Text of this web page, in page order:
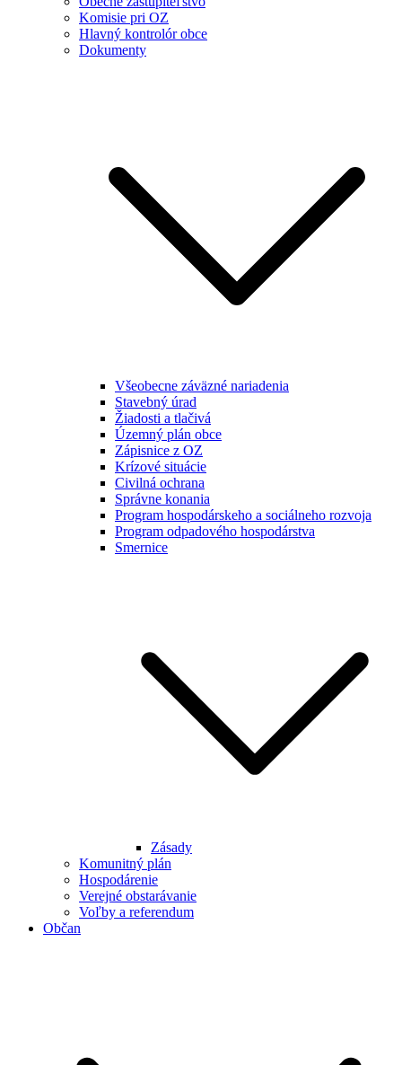
Komisie pri OZ
Hlavný kontrolór obce
Dokumenty
Všeobecne záväzné nariadenia
Stavebný úrad
Žiadosti a tlačivá
Územný plán obce
Zápisnice z OZ
Krízové situácie
Civilná ochrana
Správne konania
Program hospodárskeho a sociálneho rozvoja
Program odpadového hospodárstva
Smernice
Zásady
Komunitný plán
Hospodárenie
Verejné obstarávanie
Voľby a referendum
Občan